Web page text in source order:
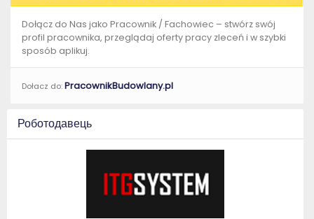
Dołącz do Nas jako Pracownik / Fachowiec – stwórz swój
profil pracownika, przeglądaj oferty pracy zleceń i w szybki
sposób aplikuj.
Dołacz do:PracownikBudowlany.pl
Роботодавець